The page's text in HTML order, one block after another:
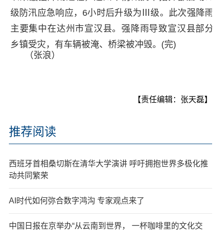
级防汛应急响应，6小时后升级为Ⅲ级。此次强降雨
主要集中在达州市宣汉县。强降雨导致宣汉县部分
乡镇受灾，有车辆被淹、桥梁被冲毁。(完)
（张浪）
【责任编辑：张天磊】
推荐阅读
西班牙首相桑切斯在清华大学演讲 呼吁拥抱世界多极化推
动共同繁荣
AI时代如何弥合数字鸿沟 专家观点来了
中国日报在京举办“从云南到世界， 一杯咖啡里的文化交